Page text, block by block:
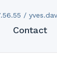
/
Contact